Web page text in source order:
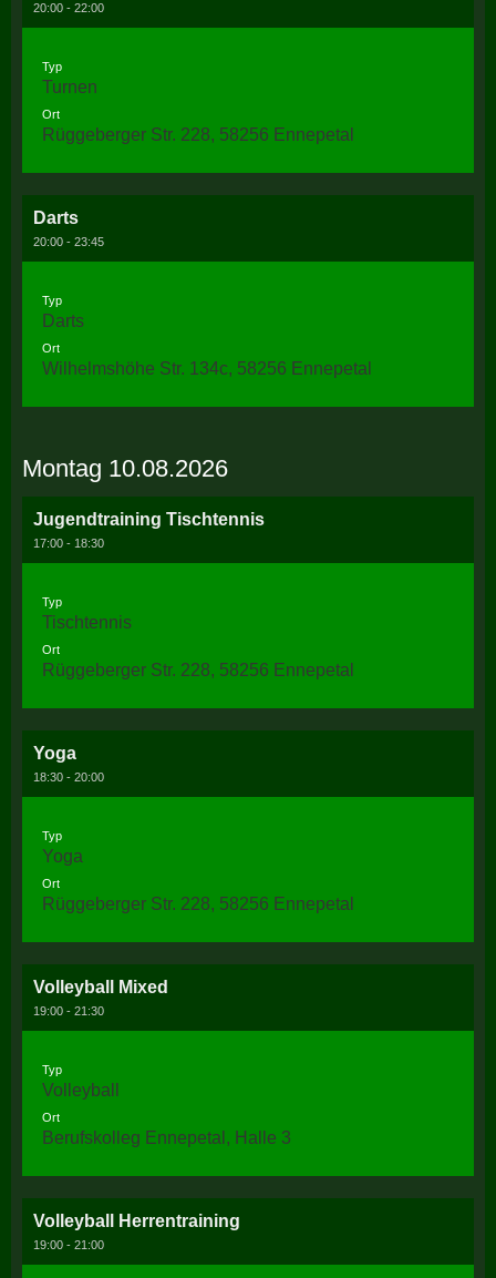
20:00 - 22:00
Typ
Turnen
Ort
Rüggeberger Str. 228, 58256 Ennepetal
Darts
20:00 - 23:45
Typ
Darts
Ort
Wilhelmshöhe Str. 134c, 58256 Ennepetal
Montag 10.08.2026
Jugendtraining Tischtennis
17:00 - 18:30
Typ
Tischtennis
Ort
Rüggeberger Str. 228, 58256 Ennepetal
Yoga
18:30 - 20:00
Typ
Yoga
Ort
Rüggeberger Str. 228, 58256 Ennepetal
Volleyball Mixed
19:00 - 21:30
Typ
Volleyball
Ort
Berufskolleg Ennepetal, Halle 3
Volleyball Herrentraining
19:00 - 21:00